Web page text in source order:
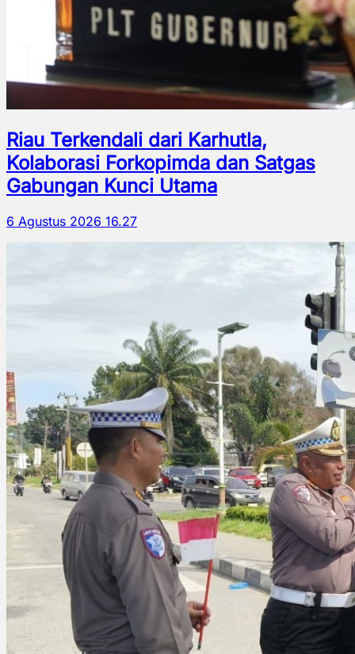
Riau Terkendali dari Karhutla,
Kolaborasi Forkopimda dan Satgas
Gabungan Kunci Utama
6 Agustus 2026 16.27